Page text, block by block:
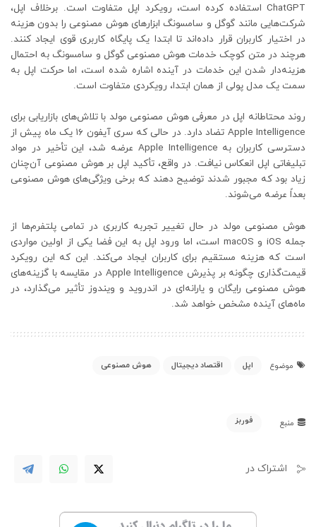
ChatGPT استفاده کرده است، رویکرد اپل متفاوت است. برخلاف اپل،
شرکت‌هایی مانند گوگل و سامسونگ ابزارهای هوش مصنوعی را بدون هزینه
در اختیار کاربران قرار داده‌اند تا ابتدا یک پایگاه کاربری قوی ایجاد کنند.
هرچند در متن کوچک خدمات هوش مصنوعی گوگل و سامسونگ به احتمال
هزینه‌دار شدن این خدمات در آینده اشاره شده است، اما حرکت اپل به
سمت یک مدل پولی از همان ابتدا، رویکردی متفاوت است.
روند محتاطانه اپل در معرفی هوش مصنوعی مولد با تلاش‌های بازاریابی برای
Apple Intelligence تضاد دارد. در حالی که سری آیفون ۱۶ یک ماه پیش از
دسترسی کاربران به Apple Intelligence عرضه شد، این تأخیر در مواد
تبلیغاتی اپل انعکاس نیافت. در واقع، تأکید اپل بر هوش مصنوعی آن‌چنان
زیاد بود که مجبور شدند توضیح دهند که برخی ویژگی‌های هوش مصنوعی
بعداً عرضه می‌شوند.
هوش مصنوعی مولد در حال تغییر تجربه کاربری در تمامی پلتفرم‌ها از
جمله iOS و macOS است، اما ورود اپل به این فضا یکی از اولین مواردی
است که هزینه مستقیم برای کاربران ایجاد می‌کند. این که این رویکرد
قیمت‌گذاری چگونه بر پذیرش Apple Intelligence در مقایسه با گزینه‌های
هوش مصنوعی رایگان و یارانه‌ای در اندروید و ویندوز تأثیر می‌گذارد، در
ماه‌های آینده مشخص خواهد شد.
موضوع اپل اقتصاد دیجیتال هوش مصنوعی
منبع فوربز
اشتراک در